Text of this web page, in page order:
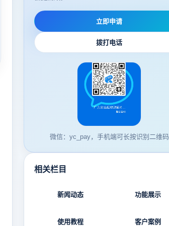
立即申请
拨打电话
微信：yc_pay，手机端可长按识别二维码
相关栏目
新闻动态 功能展示
使用教程 客户案例